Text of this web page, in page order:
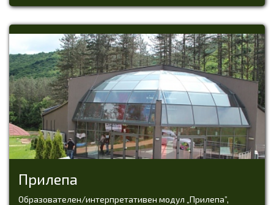
Прилепа
Образователен/интерпретативен модул „Прилепа”,